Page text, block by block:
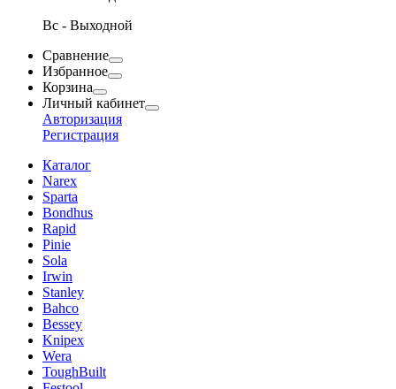
Вс - Выходной
Сравнение
Избранное
Корзина
Личный кабинет
Авторизация
Регистрация
Каталог
Narex
Sparta
Bondhus
Rapid
Pinie
Sola
Irwin
Stanley
Bahco
Bessey
Knipex
Wera
ToughBuilt